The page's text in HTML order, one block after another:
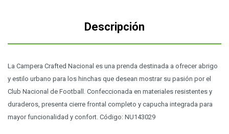
Descripción
La Campera Crafted Nacional es una prenda destinada a ofrecer abrigo
y estilo urbano para los hinchas que desean mostrar su pasión por el
Club Nacional de Football. Confeccionada en materiales resistentes y
duraderos, presenta cierre frontal completo y capucha integrada para
mayor funcionalidad y confort. Código: NU143029